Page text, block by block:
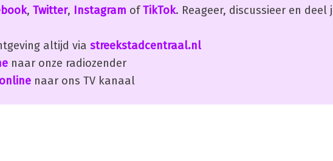
, Twitter, Instagram ofTikTok. Reageer, discussieer en deel
altijd via streekstadcentraal.nl
naar onze radiozender
naar ons TV kanaal